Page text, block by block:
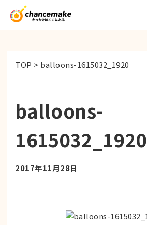
TOP > balloons-1615032_1920
balloons-
1615032_1920
2017年11月28日